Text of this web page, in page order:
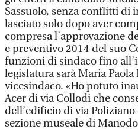
Sassuolo, senza conflitti di
lasciato solo dopo aver
compresa l’approvazione
e preventivo 2014 del suo
funzioni di sindaco fino
legislatura sarà Maria
vicesindaco. «Ho potuto
Acer di via Collodi che
dell’edificio di via
sezione museale di